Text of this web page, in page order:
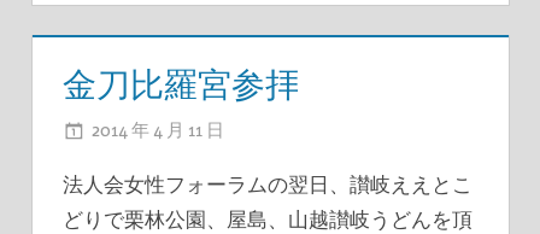
金刀比羅宮参拝
2014 年 4 月 11 日
法人会女性フォーラムの翌日、讃岐ええとこ
どりで栗林公園、屋島、山越讃岐うどんを頂